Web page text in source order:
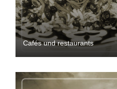
Cafés und restaurants